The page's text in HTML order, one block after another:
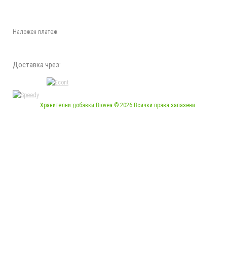
Наложен платеж
Доставка чрез:
Хранителни добавки Biovea © 2026 Всички права запазени